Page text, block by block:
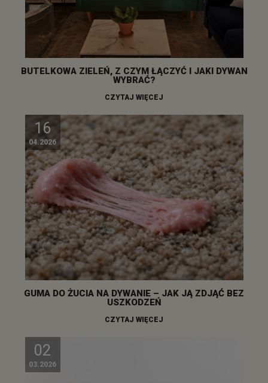
BUTELKOWA ZIELEŃ, Z CZYM ŁĄCZYĆ I JAKI DYWAN
WYBRAĆ?
CZYTAJ WIĘCEJ
16
04.2026
GUMA DO ŻUCIA NA DYWANIE – JAK JĄ ZDJĄĆ BEZ
USZKODZEŃ
CZYTAJ WIĘCEJ
02
03.2026